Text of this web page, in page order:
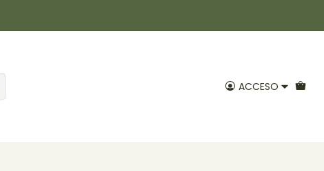
ACCESO